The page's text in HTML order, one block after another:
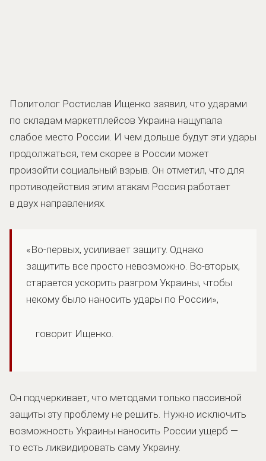
Политолог Ростислав Ищенко заявил, что ударами
по складам маркетплейсов Украина нащупала
слабое место России. И чем дольше будут эти удары
продолжаться, тем скорее в России может
произойти социальный взрыв. Он отметил, что для
противодействия этим атакам Россия работает
в двух направлениях.
«Во-первых, усиливает защиту. Однако
защитить все просто невозможно. Во-вторых,
старается ускорить разгром Украины, чтобы
некому было наносить удары по России»,
говорит Ищенко.
Он подчеркивает, что методами только пассивной
защиты эту проблему не решить. Нужно исключить
возможность Украины наносить России ущерб —
то есть ликвидировать саму Украину.